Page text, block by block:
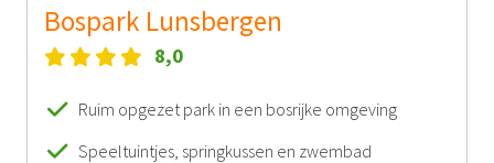
Bospark Lunsbergen
8,0
Ruim opgezet park in een bosrijke omgeving
Speeltuintjes, springkussen en zwembad